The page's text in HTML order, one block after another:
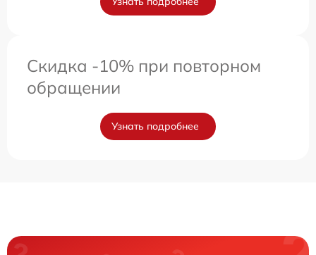
Скидка -10% при повторном
обращении
Узнать подробнее